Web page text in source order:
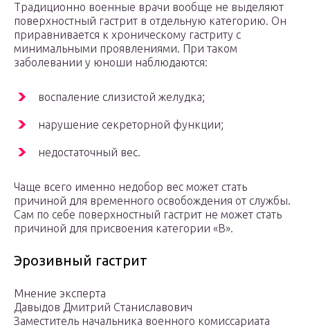
Традиционно военные врачи вообще не выделяют
поверхностный гастрит в отдельную категорию. Он
приравнивается к хроническому гастриту с
минимальными проявлениями. При таком
заболевании у юноши наблюдаются:
воспаление слизистой желудка;
нарушение секреторной функции;
недостаточный вес.
Чаще всего именно недобор вес может стать
причиной для временного освобождения от службы.
Сам по себе поверхностный гастрит не может стать
причиной для присвоения категории «В».
Эрозивный гастрит
Мнение эксперта
Давыдов Дмитрий Станиславович
Заместитель начальника военного комиссариата